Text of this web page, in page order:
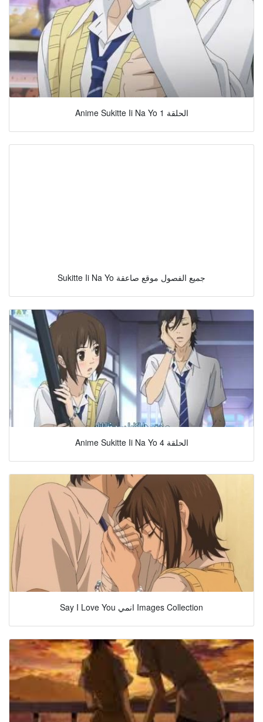
Anime Sukitte Ii Na Yo الحلقة 1
Sukitte Ii Na Yo جميع الفصول موقع صاعقة
Anime Sukitte Ii Na Yo الحلقة 4
Say I Love You انمي Images Collection